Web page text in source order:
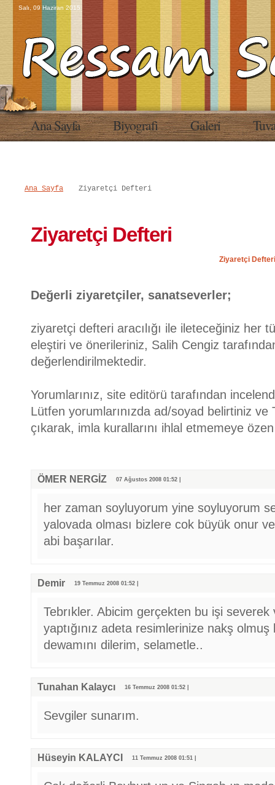
Salı, 09 Haziran 2015
Ana Sayfa Biyografi Galeri
Ana Sayfa Ziyaretçi Defteri
Ziyaretçi Defteri
Ziyaretçi
Değerli ziyaretçiler, sanatseverler;
ziyaretçi defteri aracılığı ile ileteceğiniz her
eleştiri ve önerileriniz, Salih Cengiz
değerlendirilmektedir.
Yorumlarınız, site editörü tarafından
Lütfen yorumlarınızda ad/soyad belirtiniz ve
çıkarak, imla kurallarını ihlal etmemeye
ÖMER NERGİZ 07 Ağustos 2008 01:52 |
her zaman soyluyorum yine soyluyorum
yalovada olması bizlere cok büyük onur
abi başarılar.
Demir 19 Temmuz 2008 01:52 |
Tebrıkler. Abicim gerçekten bu işi severek
yaptığınız adeta resimlerinize nakş olmuş
dewamını dilerim, selametle..
Tunahan Kalaycı 16 Temmuz 2008 01:52 |
Sevgiler sunarım.
Hüseyin KALAYCI 11 Temmuz 2008 01:51 |